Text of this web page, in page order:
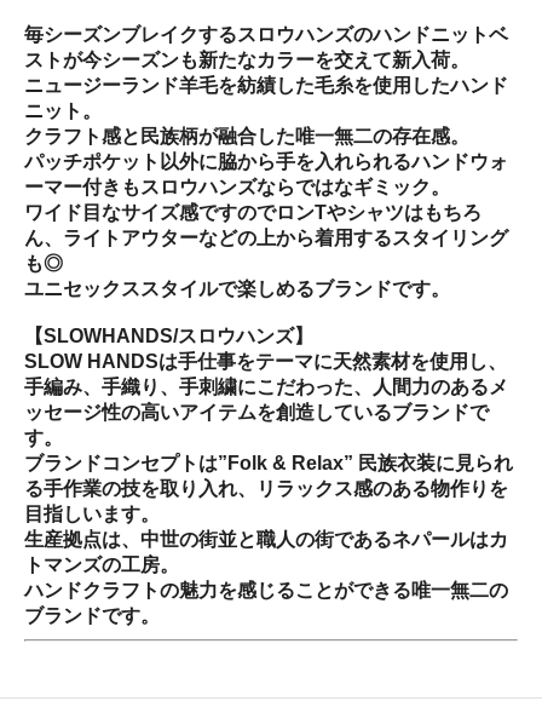
毎シーズンブレイクするスロウハンズのハンドニットベ
ストが今シーズンも新たなカラーを交えて新入荷。
ニュージーランド羊毛を紡績した毛糸を使用したハンド
ニット。
クラフト感と民族柄が融合した唯一無二の存在感。
パッチポケット以外に脇から手を入れられるハンドウォ
ーマー付きもスロウハンズならではなギミック。
ワイド目なサイズ感ですのでロンTやシャツはもちろ
ん、ライトアウターなどの上から着用するスタイリング
も◎
ユニセックススタイルで楽しめるブランドです。
【SLOWHANDS/スロウハンズ】
SLOW HANDSは手仕事をテーマに天然素材を使用し、
手編み、手織り、手刺繍にこだわった、人間力のあるメ
ッセージ性の高いアイテムを創造しているブランドで
す。
ブランドコンセプトは”Folk & Relax” 民族衣装に見られ
る手作業の技を取り入れ、リラックス感のある物作りを
目指しいます。
生産拠点は、中世の街並と職人の街であるネパールはカ
トマンズの工房。
ハンドクラフトの魅力を感じることができる唯一無二の
ブランドです。